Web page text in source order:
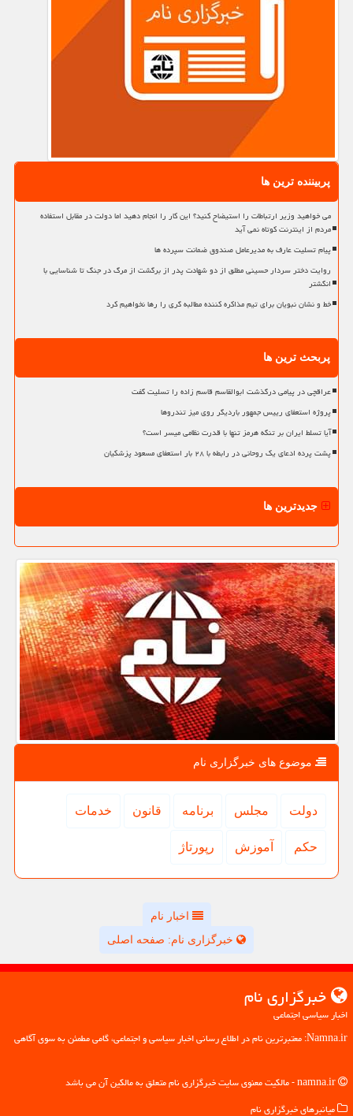
پربیننده ترین ها
می خواهید وزیر ارتباطات را استیضاح کنید؟ این کار را انجام دهید اما دولت در مقابل استفاده
مردم از اینترنت کوتاه نمی آید
پیام تسلیت عارف به مدیرعامل صندوق ضمانت سپرده ها
روایت دختر سردار حسینی مطلق از دو شهادت پدر از برگشت از مرگ در جنگ تا شناسایی با
انگشتر
خط و نشان نبویان برای تیم مذاکره کننده مطالبه گری را رها نخواهیم کرد
پربحث ترین ها
عراقچی در پیامی درگذشت ابوالقاسم قاسم زاده را تسلیت گفت
پروژه استعفای رییس جمهور باردیگر روی میز تندروها
آیا تسلط ایران بر تنگه هرمز تنها با قدرت نظامی میسر است؟
پشت پرده ادعای یک روحانی در رابطه با ۲۸ بار استعفای مسعود پزشکیان
جدیدترین ها
موضوع های خبرگزاری نام
دولت مجلس برنامه قانون خدمات
حكم آموزش رپورتاژ
اخبار نام
خبرگزاری نام: صفحه اصلی
خبرگزاری نام
اخبار سیاسی اجتماعی
Namna.ir: معتبرترین نام در اطلاع رسانی اخبار سیاسی و اجتماعی، گامی مطمئن به سوی آگاهی
میانبرهای خبرگزاری نام